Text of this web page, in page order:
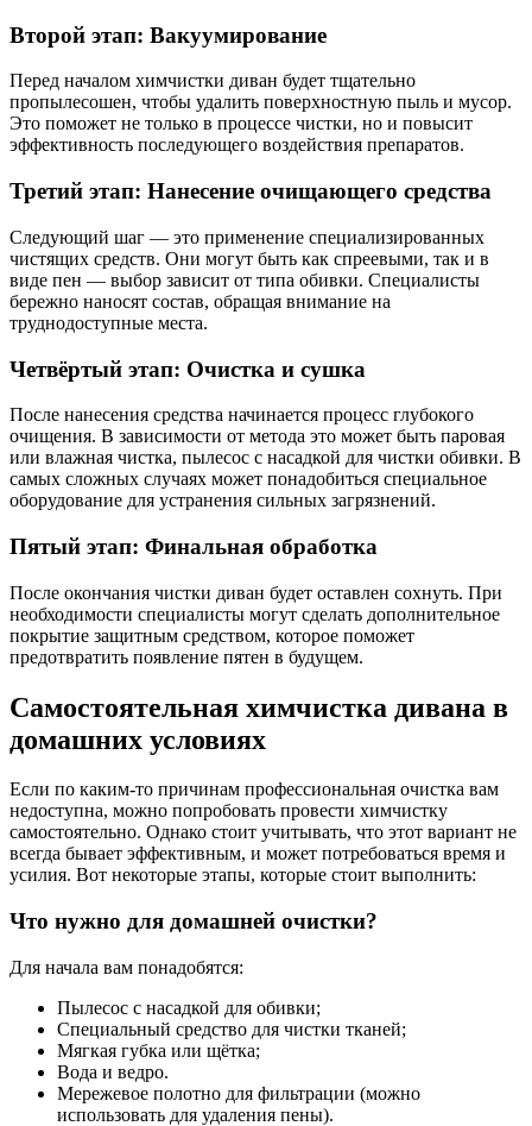
Второй этап: Вакуумирование
Перед началом химчистки диван будет тщательно
пропылесошен, чтобы удалить поверхностную пыль и мусор.
Это поможет не только в процессе чистки, но и повысит
эффективность последующего воздействия препаратов.
Третий этап: Нанесение очищающего средства
Следующий шаг — это применение специализированных
чистящих средств. Они могут быть как спреевыми, так и в
виде пен — выбор зависит от типа обивки. Специалисты
бережно наносят состав, обращая внимание на
труднодоступные места.
Четвёртый этап: Очистка и сушка
После нанесения средства начинается процесс глубокого
очищения. В зависимости от метода это может быть паровая
или влажная чистка, пылесос с насадкой для чистки обивки. В
самых сложных случаях может понадобиться специальное
оборудование для устранения сильных загрязнений.
Пятый этап: Финальная обработка
После окончания чистки диван будет оставлен сохнуть. При
необходимости специалисты могут сделать дополнительное
покрытие защитным средством, которое поможет
предотвратить появление пятен в будущем.
Самостоятельная химчистка дивана в
домашних условиях
Если по каким-то причинам профессиональная очистка вам
недоступна, можно попробовать провести химчистку
самостоятельно. Однако стоит учитывать, что этот вариант не
всегда бывает эффективным, и может потребоваться время и
усилия. Вот некоторые этапы, которые стоит выполнить:
Что нужно для домашней очистки?
Для начала вам понадобятся:
Пылесос с насадкой для обивки;
Специальный средство для чистки тканей;
Мягкая губка или щётка;
Вода и ведро.
Мережевое полотно для фильтрации (можно
использовать для удаления пены).